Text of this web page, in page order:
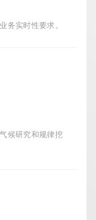
务实时性要求。
候研究和规律挖